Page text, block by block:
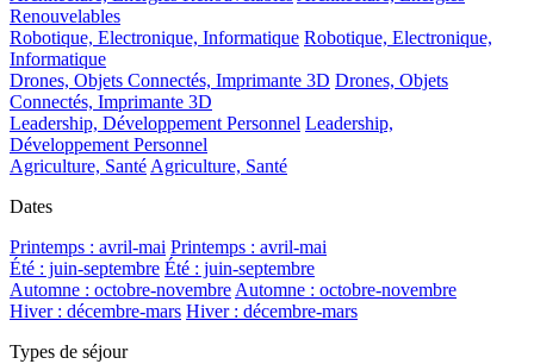
Renouvelables
Robotique, Electronique, Informatique Robotique, Electronique,
Informatique
Drones, Objets Connectés, Imprimante 3D Drones, Objets
Connectés, Imprimante 3D
Leadership, Développement Personnel Leadership,
Développement Personnel
Agriculture, SantéAgriculture, Santé
Dates
Printemps : avril-mai Printemps : avril-mai
Été : juin-septembre Été : juin-septembre
Automne : octobre-novembreAutomne : octobre-novembre
Hiver : décembre-mars Hiver : décembre-mars
Types de séjour